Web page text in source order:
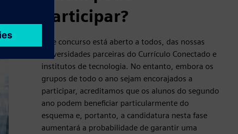
participar?
Este concurso está aberto a todos, das nossas
universidades parceiras do Currículo Conectado e
institutos de tecnologia. No entanto, embora os
grupos de todo o ano sejam encorajados a
participar, acreditamos que os alunos do segundo
ano podem beneficiar particularmente do
esquema e, portanto, a candidatura nesta fase
aumentará a probabilidade de garantir uma